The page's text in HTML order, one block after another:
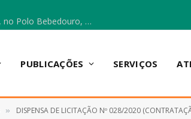
Escola Municipal Vicentina Vieira dos Santos, no Polo Bebedouro, recebeu materiais para a implantação do Cantinho da Leitura e da Sala Multidisciplinar.
PUBLICAÇÕES SERVIÇOS
» DISPENSA DE LICITAÇÃO Nº 028/2020 (CONTRATAÇÃO